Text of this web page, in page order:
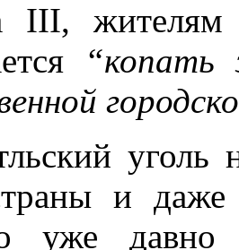
III, жителям
“копать
уголь
и
уже